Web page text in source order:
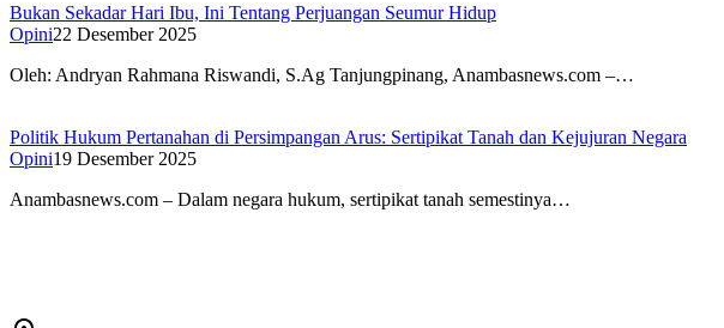
Bukan Sekadar Hari Ibu, Ini Tentang Perjuangan Seumur Hidup
Opini22 Desember 2025
Oleh: Andryan Rahmana Riswandi, S.Ag Tanjungpinang, Anambasnews.com –…
Politik Hukum Pertanahan di Persimpangan Arus: Sertipikat Tanah dan Kejujuran Negara
Opini19 Desember 2025
Anambasnews.com – Dalam negara hukum, sertipikat tanah semestinya…